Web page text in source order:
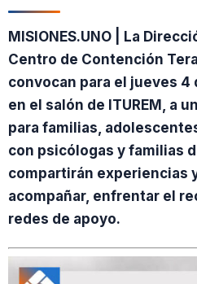
MISIONES.UNO | La
Centro de Contención
convocan para el jueves 4
en el salón de ITUREM, a
para familias,
con psicólogas y familias
compartirán experiencias
acompañar, enfrentar el
redes de apoyo.